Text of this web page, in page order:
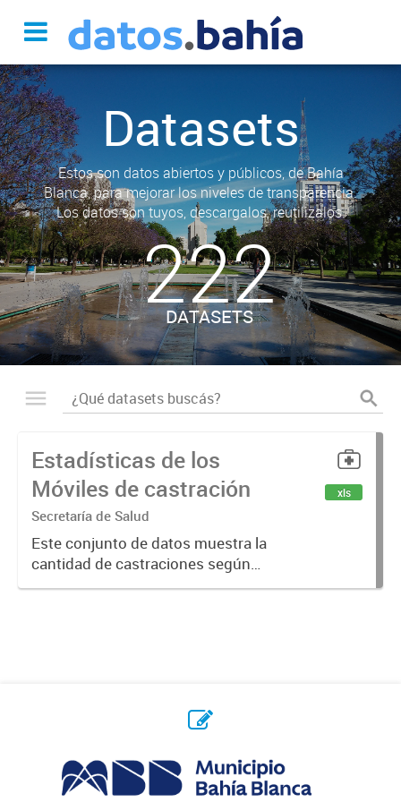
Datasets
Estos son datos abiertos y públicos, de Bahía
Blanca, para mejorar los niveles de transparencia.
Los datos son tuyos, descargalos, reutilizalos.
222
DATASETS
Estadísticas de los
Móviles de castración
Secretaría de Salud
Este conjunto de datos muestra la
cantidad de castraciones según
felino o canino, y cantidad de
xls